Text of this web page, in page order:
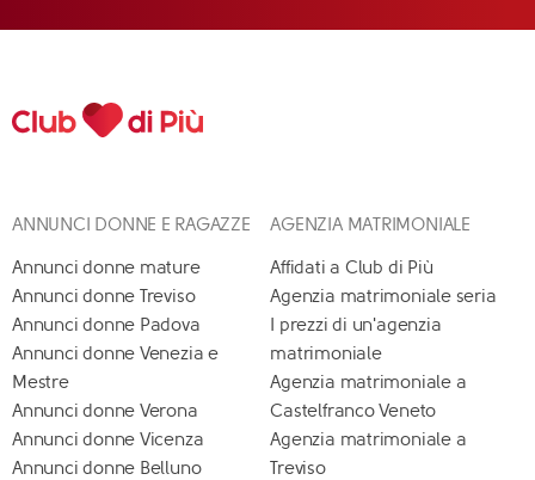
ANNUNCI DONNE E RAGAZZE
Annunci donne mature
Annunci donne Treviso
Annunci donne Padova
Annunci donne Venezia e
Mestre
Annunci donne Verona
Annunci donne Vicenza
Annunci donne Belluno
AGENZIA MATRIMONIALE
Affidati a Club di Più
Agenzia matrimoniale seria
I prezzi di un'agenzia
matrimoniale
Agenzia matrimoniale a
Castelfranco Veneto
Agenzia matrimoniale a
Treviso